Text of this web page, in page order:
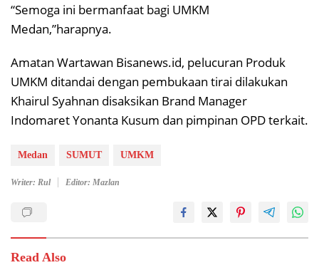
“Semoga ini bermanfaat bagi UMKM
Medan,”harapnya.
Amatan Wartawan Bisanews.id, pelucuran Produk
UMKM ditandai dengan pembukaan tirai dilakukan
Khairul Syahnan disaksikan Brand Manager
Indomaret Yonanta Kusum dan pimpinan OPD terkait.
Medan SUMUT UMKM
Writer: Rul Editor: Mazlan
Read Also